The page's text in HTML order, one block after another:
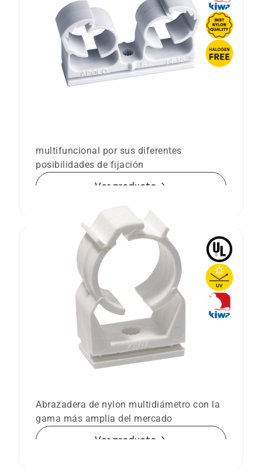
multifuncional por sus diferentes
posibilidades de fijación
Ver producto arrow_forward
Abrazadera de nylon multidiámetro con la
gama más amplia del mercado
Ver producto arrow_forward